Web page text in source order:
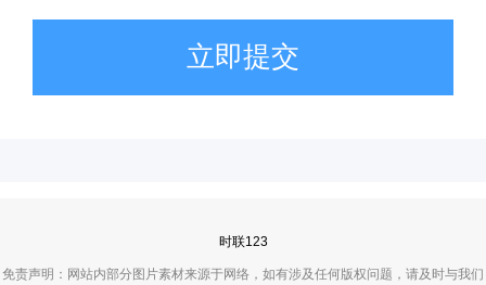
立即提交
时联123
免责声明：网站内部分图片素材来源于网络，如有涉及任何版权问题，请及时与我们